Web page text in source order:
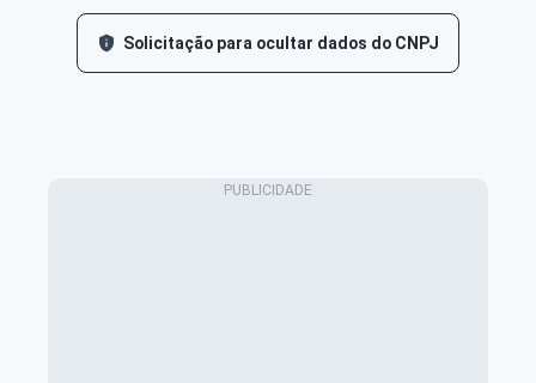
Solicitação para ocultar dados do CNPJ